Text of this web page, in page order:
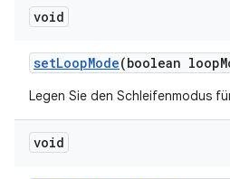
void
setLoopMode(boolean loop
Legen Sie den Schleifenmodus
void